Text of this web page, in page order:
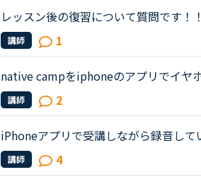
レッスン後の復習について質問です！
声だけを録音したいのですが可能でし
がキーーーンとなってしまい、イヤ...
講師 1
native campをiphoneのアプリでイヤ
れている方いらっしゃいますか。レッ
てみたのですが、何故かレッスンが終...
講師 2
iPhoneアプリで受講しながら録音し
えてほしいです。2つほど録音アプリ
アプリが落ちて使えませんでした。
講師 4